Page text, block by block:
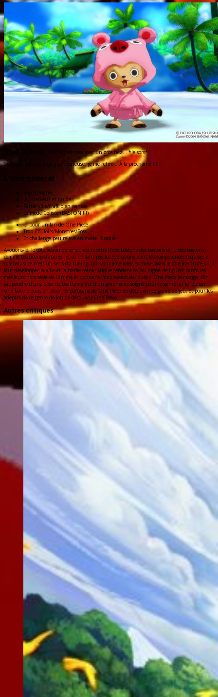
SI c’est un cochon… enfin c’est rose avec un gros nez… *Je sors*
Sur cette blague plus que douteuse, je me retire… À la prochaine !!!
L'avis général
Bon scénario ...
Jeu nerveux et fluide
Partie ville/craft bien pensée
Le mode Colisée (BASTON !!!)
... pour un fan de One Piece
Trop Couloirs/Monstres/Boss
Et challenge peu relevé en mode Histoire
Avouons-le, le côté action de ce jeu est répétitif (des bastons des bastons et ... des bastons)
comme beaucoup d'autres. Et ce ne sont pas les évolutions dans les compétences requises en
combat, si ce n'est un sens du timing, qui vont améliorer la chose. Mais le côté aventure où il
faut développer la ville et la trame scénaristique rendent ce jeu digne de figurer parmi les
meilleurs hors série de l'animé et donnent l'impression de jouer à One Piece le manga. On
saupoudre d'une dose de beat'em all et d'un graphisme soigné pour le genre, et le jeu est
une bonne occasion pour les partisans de One Piece de découvrir ce genre de jeu, et pour les
adeptes de ce genre de jeu de découvrir One Piece.
Autres critiques